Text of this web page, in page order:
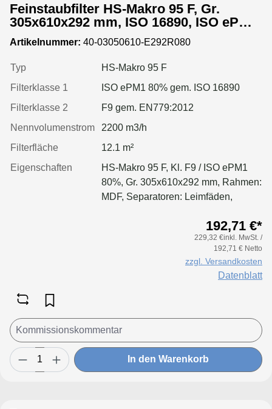
Feinstaubfilter HS-Makro 95 F, Gr.
305x610x292 mm, ISO 16890, ISO ePM1
80%, Rahmen: MDF, Dichtung: einseitig,
geschäumt
Artikelnummer: 40-03050610-E292R080
Typ
HS-Makro 95 F
Filterklasse 1
ISO ePM1 80% gem. ISO 16890
Filterklasse 2
F9 gem. EN779:2012
Nennvolumenstrom
2200 m3/h
Filterfläche
12.1 m²
Eigenschaften
HS-Makro 95 F, Kl. F9 / ISO ePM1
80%, Gr. 305x610x292 mm, Rahmen:
MDF, Separatoren: Leimfäden,
192,71 €*
229,32 €inkl. MwSt. /
192,71 € Netto
zzgl. Versandkosten
Datenblatt
In den Warenkorb